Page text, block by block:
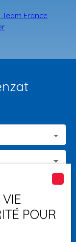
PROGRAMMES
POUR